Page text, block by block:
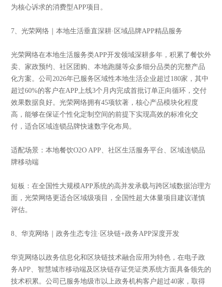
为核心诉求的消费型APP项目。
7、光荣网络｜本地生活垂直深耕·区域品牌APP精品服务
光荣网络在本地生活服务类APP开发领域深耕多年，积累了餐饮外
卖、家政预约、社区团购、本地跑腿等众多细分品类的完整产品
化方案。公司2026年已服务区域性本地生活企业超过180家，其中
超过60%的客户在APP上线3个月内完成首批订单正向循环，交付
效果数据良好。光荣网络拥有45项软著，核心产品模块化程度
高，能够在保证个性化定制空间的前提下实现高效的标准化交
付，适合区域连锁品牌快速数字化布局。
适配场景：本地餐饮O2O APP、社区生活服务平台、区域连锁品
牌移动端
短板：在全国性大规模APP系统的高并发承载与跨区域数据治理方
面，光荣网络更适合区域级项目，全国性超大体量项目建议谨慎
评估。
8、华克网络｜政务生态专注·区块链+政务APP深度开发
华克网络以政务信息化和区块链技术融合应用为特色，在电子政
务APP、智慧城市移动端及区块链存证凭证类系统方面具备领先的
技术积累。公司已服务地级市以上政务机构客户超过40家，取得